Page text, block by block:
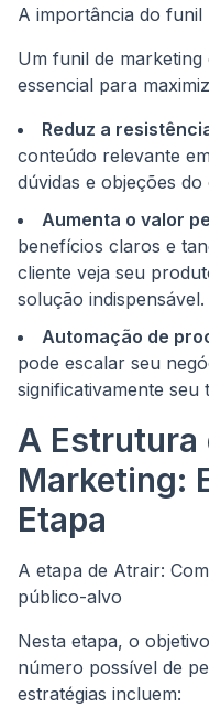
A importância do funil
Um funil de
essencial para
Reduz a
conteúdo relevante
dúvidas e objeções do
Aumenta o valor
benefícios claros e
cliente veja seu
solução indispensável.
Automação de
pode escalar seu
significativamente seu
A Estrutura
Marketing:
Etapa
A etapa de Atrair:
público-alvo
Nesta etapa, o
número possível de
estratégias incluem: